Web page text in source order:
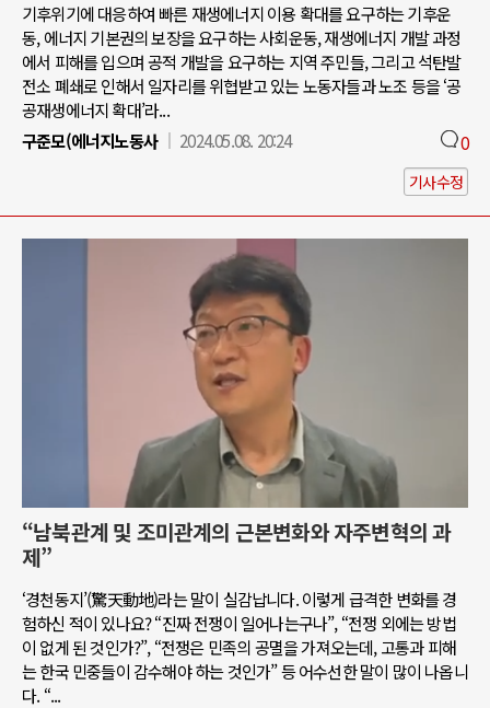
기후위기에 대응하여 빠른 재생에너지 이용 확대를 요구하는 기후운
동, 에너지 기본권의 보장을 요구하는 사회운동, 재생에너지 개발 과정
에서 피해를 입으며 공적 개발을 요구하는 지역 주민들, 그리고 석탄발
전소 폐쇄로 인해서 일자리를 위협받고 있는 노동자들과 노조 등을 ‘공
공재생에너지 확대’라...
구준모(에너지노동사
2024.05.08. 20:24 0
기사수정
“남북관계 및 조미관계의 근본변화와 자주변혁의 과
제”
‘경천동지’(驚天動地)라는 말이 실감납니다. 이렇게 급격한 변화를 경
험하신 적이 있나요? “진짜 전쟁이 일어나는구나”, “전쟁 외에는 방법
이 없게 된 것인가?”, “전쟁은 민족의 공멸을 가져오는데, 고통과 피해
는 한국 민중들이 감수해야 하는 것인가” 등 어수선한 말이 많이 나옵니
다. “...